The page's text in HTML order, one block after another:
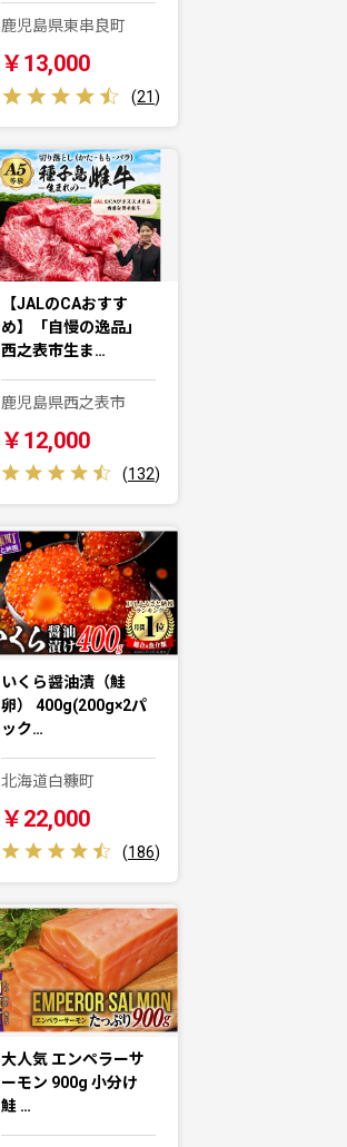
鹿児島県東串良町
￥13,000
(21)
【JALのCAおすす
め】「自慢の逸品」
西之表市生ま…
鹿児島県西之表市
￥12,000
(132)
いくら醤油漬（鮭
卵） 400g(200g×2パ
ック…
北海道白糠町
￥22,000
(186)
大人気 エンペラーサ
ーモン 900g 小分け
鮭 …